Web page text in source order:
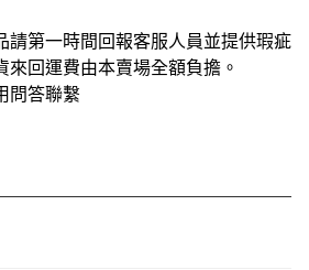
請第一時間回報客服人員並提供瑕疵
來回運費由本賣場全額負擔。
問答聯繫